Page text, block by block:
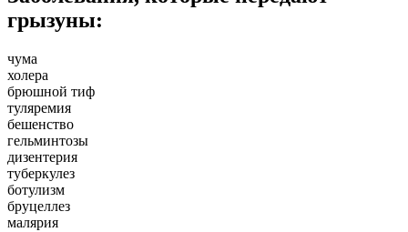
грызуны:
чума
холера
брюшной тиф
туляремия
бешенство
гельминтозы
дизентерия
туберкулез
ботулизм
бруцеллез
малярия